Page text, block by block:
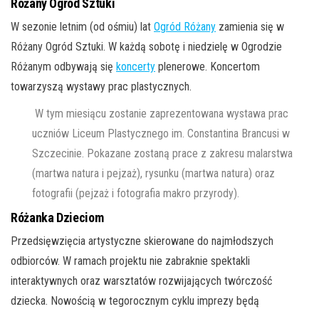
Różany Ogród Sztuki
W sezonie letnim (od ośmiu) lat Ogród Różany zamienia się w
Różany Ogród Sztuki. W każdą sobotę i niedzielę w Ogrodzie
Różanym odbywają się koncerty plenerowe. Koncertom
towarzyszą wystawy prac plastycznych.
W tym miesiącu zostanie zaprezentowana wystawa prac
uczniów Liceum Plastycznego im. Constantina Brancusi w
Szczecinie. Pokazane zostaną prace z zakresu malarstwa
(martwa natura i pejzaż), rysunku (martwa natura) oraz
fotografii (pejzaż i fotografia makro przyrody).
Różanka Dzieciom
Przedsięwzięcia artystyczne skierowane do najmłodszych
odbiorców. W ramach projektu nie zabraknie spektakli
interaktywnych oraz warsztatów rozwijających twórczość
dziecka. Nowością w tegorocznym cyklu imprezy będą